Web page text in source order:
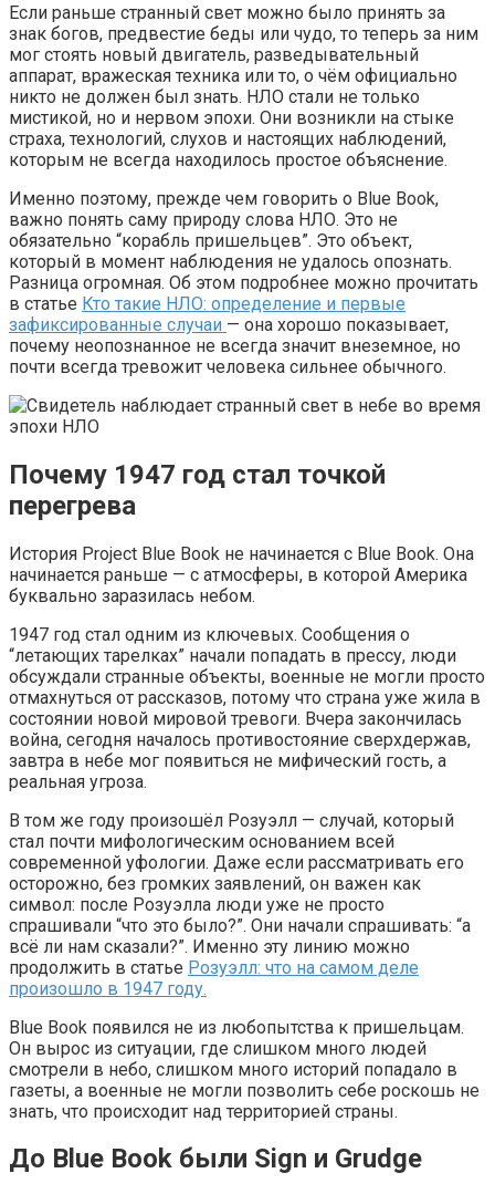
Если раньше странный свет можно было принять за
знак богов, предвестие беды или чудо, то теперь за ним
мог стоять новый двигатель, разведывательный
аппарат, вражеская техника или то, о чём официально
никто не должен был знать. НЛО стали не только
мистикой, но и нервом эпохи. Они возникли на стыке
страха, технологий, слухов и настоящих наблюдений,
которым не всегда находилось простое объяснение.
Именно поэтому, прежде чем говорить о Blue Book,
важно понять саму природу слова НЛО. Это не
обязательно “корабль пришельцев”. Это объект,
который в момент наблюдения не удалось опознать.
Разница огромная. Об этом подробнее можно прочитать
в статье Кто такие НЛО: определение и первые
зафиксированные случаи — она хорошо показывает,
почему неопознанное не всегда значит внеземное, но
почти всегда тревожит человека сильнее обычного.
Почему 1947 год стал точкой
перегрева
История Project Blue Book не начинается с Blue Book. Она
начинается раньше — с атмосферы, в которой Америка
буквально заразилась небом.
1947 год стал одним из ключевых. Сообщения о
“летающих тарелках” начали попадать в прессу, люди
обсуждали странные объекты, военные не могли просто
отмахнуться от рассказов, потому что страна уже жила в
состоянии новой мировой тревоги. Вчера закончилась
война, сегодня началось противостояние сверхдержав,
завтра в небе мог появиться не мифический гость, а
реальная угроза.
В том же году произошёл Розуэлл — случай, который
стал почти мифологическим основанием всей
современной уфологии. Даже если рассматривать его
осторожно, без громких заявлений, он важен как
символ: после Розуэлла люди уже не просто
спрашивали “что это было?”. Они начали спрашивать: “а
всё ли нам сказали?”. Именно эту линию можно
продолжить в статье Розуэлл: что на самом деле
произошло в 1947 году.
Blue Book появился не из любопытства к пришельцам.
Он вырос из ситуации, где слишком много людей
смотрели в небо, слишком много историй попадало в
газеты, а военные не могли позволить себе роскошь не
знать, что происходит над территорией страны.
До Blue Book были Sign и Grudge